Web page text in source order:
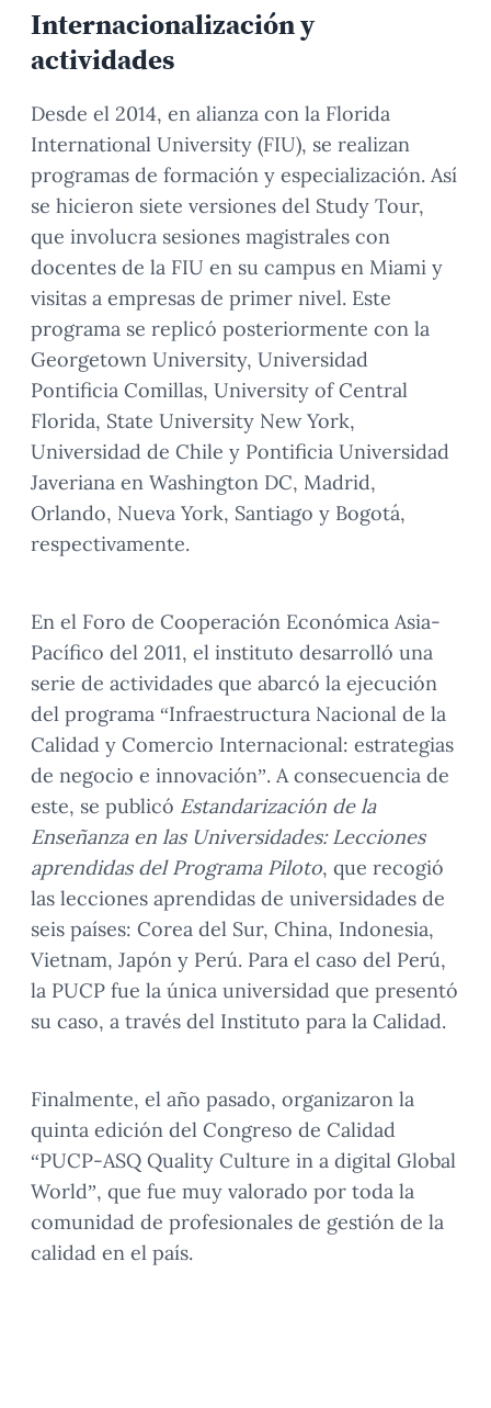
Internacionalización y
actividades
Desde el 2014, en alianza con la Florida
International University (FIU), se realizan
programas de formación y especialización. Así
se hicieron siete versiones del Study Tour,
que involucra sesiones magistrales con
docentes de la FIU en su campus en Miami y
visitas a empresas de primer nivel. Este
programa se replicó posteriormente con la
Georgetown University, Universidad
Pontificia Comillas, University of Central
Florida, State University New York,
Universidad de Chile y Pontificia Universidad
Javeriana en Washington DC, Madrid,
Orlando, Nueva York, Santiago y Bogotá,
respectivamente.
En el Foro de Cooperación Económica Asia-
Pacífico del 2011, el instituto desarrolló una
serie de actividades que abarcó la ejecución
del programa “Infraestructura Nacional de la
Calidad y Comercio Internacional: estrategias
de negocio e innovación”. A consecuencia de
este, se publicó Estandarización de la
Enseñanza en las Universidades: Lecciones
aprendidas del Programa Piloto, que recogió
las lecciones aprendidas de universidades de
seis países: Corea del Sur, China, Indonesia,
Vietnam, Japón y Perú. Para el caso del Perú,
la PUCP fue la única universidad que presentó
su caso, a través del Instituto para la Calidad.
Finalmente, el año pasado, organizaron la
quinta edición del Congreso de Calidad
“PUCP-ASQ Quality Culture in a digital Global
World”, que fue muy valorado por toda la
comunidad de profesionales de gestión de la
calidad en el país.